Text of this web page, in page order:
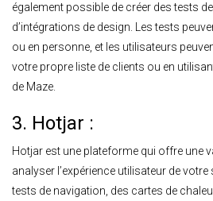
également possible de créer des tests
d’intégrations de design. Les tests
ou en personne, et les utilisateurs
votre propre liste de clients ou en
de Maze.
3. Hotjar :
Hotjar est une plateforme qui offre une
analyser l’expérience utilisateur de
tests de navigation, des cartes de